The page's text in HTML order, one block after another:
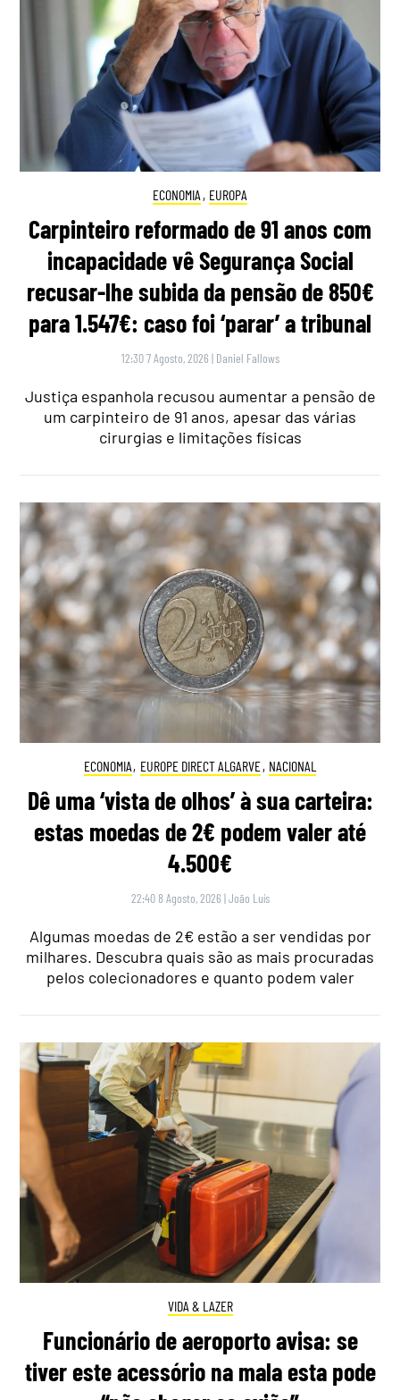
ECONOMIA , EUROPA
Carpinteiro reformado de 91 anos com
incapacidade vê Segurança Social
recusar-lhe subida da pensão de 850€
para 1.547€: caso foi ‘parar’ a tribunal
12:30 7 Agosto, 2026 | Daniel Fallows
Justiça espanhola recusou aumentar a pensão de
um carpinteiro de 91 anos, apesar das várias
cirurgias e limitações físicas
ECONOMIA, EUROPE DIRECT ALGARVE, NACIONAL
Dê uma ‘vista de olhos’ à sua carteira:
estas moedas de 2€ podem valer até
4.500€
22:40 8 Agosto, 2026 |João Luís
Algumas moedas de 2€ estão a ser vendidas por
milhares. Descubra quais são as mais procuradas
pelos colecionadores e quanto podem valer
VIDA & LAZER
Funcionário de aeroporto avisa: se
tiver este acessório na mala esta pode